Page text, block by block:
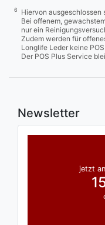
6
Hiervon ausgeschlossen
Bei offenem,
nur ein
Zudem werden für
Longlife Leder keine
Der POS Plus Service
Newsletter
jetzt